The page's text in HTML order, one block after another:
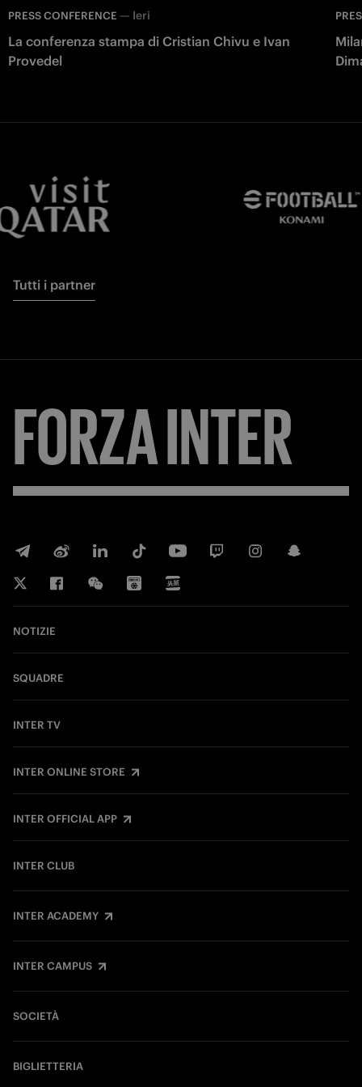
PRESS CONFERENCE — Ieri
La conferenza stampa di Cristian Chivu e Ivan
Provedel
Tutti i partner
FORZAINTER
NOTIZIE
SQUADRE
INTER TV
INTER ONLINE STORE
INTER OFFICIAL APP
INTER CLUB
INTER ACADEMY
INTER CAMPUS
SOCIETÀ
BIGLIETTERIA